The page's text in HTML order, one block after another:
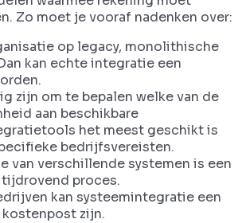
Zo moet je vooraf nadenken over:
op legacy, monolithische
kan echte integratie een
zijn om te bepalen welke van de
aan beschikbare
het meest geschikt is
bedrijfsvereisten.
van verschillende systemen is een
proces.
kan systeemintegratie een
zijn.